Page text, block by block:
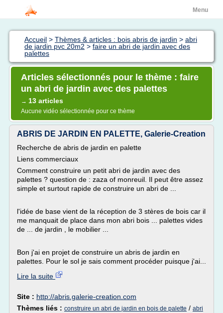
Menu
Accueil > Thèmes & articles : bois abris de jardin > abri
de jardin pvc 20m2 > faire un abri de jardin avec des
palettes
Articles sélectionnés pour le thème : faire
un abri de jardin avec des palettes
→ 13 articles
Aucune vidéo sélectionnée pour ce thème
ABRIS DE JARDIN EN PALETTE, Galerie-Creation
Recherche de abris de jardin en palette
Liens commerciaux
Comment construire un petit abri de jardin avec des
palettes ? question de : zaza of monreuil. Il peut être assez
simple et surtout rapide de construire un abri de ...
l'idée de base vient de la réception de 3 stères de bois car il
me manquait de place dans mon abri bois ... palettes vides
de ... de jardin , le mobilier ...
Bon j'ai en projet de construire un abris de jardin en
palettes. Pour le sol je sais comment procéder puisque j'ai...
Lire la suite
Site : http://abris.galerie-creation.com
Thèmes liés : construire un abri de jardin en bois de palette / abri